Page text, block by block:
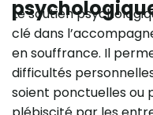
Le soutien
clé dans
en souffrance. Il
difficultés
soient ponctuelles ou